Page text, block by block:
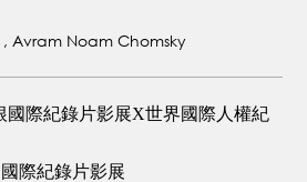
, Avram Noam Chomsky
際紀錄片影展X世界國際人權紀
際紀錄片影展